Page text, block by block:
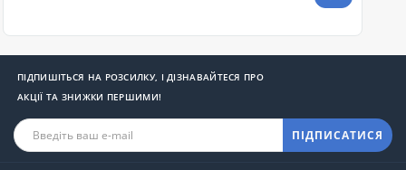
ПІДПИШІТЬСЯ НА РОЗСИЛКУ, І ДІЗНАВАЙТЕСЯ ПРО
АКЦІЇ ТА ЗНИЖКИ ПЕРШИМИ!
ПІДПИСАТИСЯ